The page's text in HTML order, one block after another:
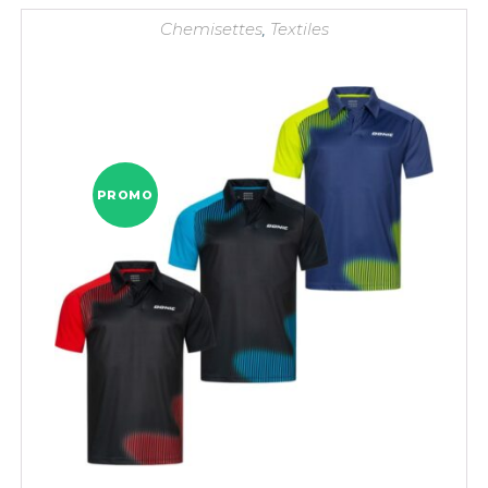
Chemisettes, Textiles
PROMO